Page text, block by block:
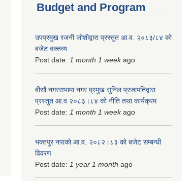
Budget and Program
उपप्रमुख रजनी जोशीद्वारा प्रस्तुत आ.व. २०८३/८४ को
बजेट वक्तव्य
Post date: 1 month 1 weekago
बीसौं नगरसभामा नगर प्रमुख सुनिल प्रजापतिद्वारा
प्रस्तुत आ.व‍ २०८३।८४ को नीति तथा कार्यक्रम
Post date: 1 month 1 weekago
भक्तपुर नपाको आ.व. २०८२।८३ को बजेट सम्बन्धी
विवरण
Post date: 1 year 1 month ago